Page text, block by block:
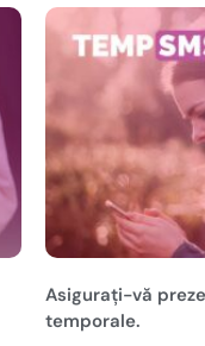
Asigurați-vă
temporale.